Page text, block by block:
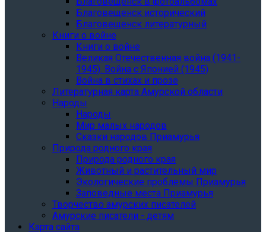
Благовещенск исторический
Благовещенск литературный
Книги о войне
Книги о войне
Великая Отечественная война (1941-
1945). Война с Японией (1945)
Война в стихах и прозе
Литературная карта Амурской области
Народы
Народы
Мир малых народов
Сказки народов Приамурья
Природа родного края
Природа родного края
Животный и растительный мир
Экологические проблемы Приамурья
Заповедные места Приамурья
Творчество амурских писателей
Амурские писатели - детям
Карта сайта